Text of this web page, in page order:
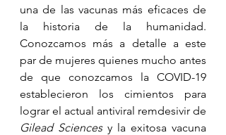
una de las vacunas más eficaces de
la historia de la humanidad.
Conozcamos más a detalle a este
par de mujeres quienes mucho antes
de que conozcamos la COVID-19
establecieron los cimientos para
Gilead Sciences y la exitosa vacuna